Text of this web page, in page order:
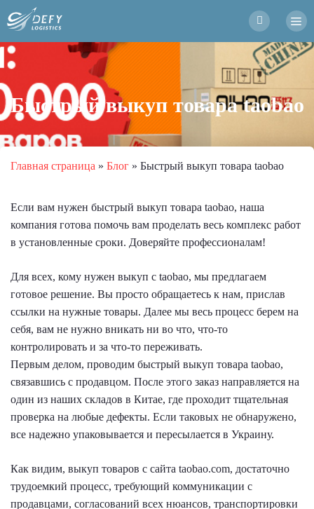
Быстрый выкуп товара taobao
Главная страница » Блог » Быстрый выкуп товара taobao
Если вам нужен быстрый выкуп товара taobao, наша
компания готова помочь вам проделать весь комплекс работ
в установленные сроки. Доверяйте профессионалам!
Для всех, кому нужен выкуп с taobao, мы предлагаем
готовое решение. Вы просто обращаетесь к нам, прислав
ссылки на нужные товары. Далее мы весь процесс берем на
себя, вам не нужно вникать ни во что, что-то
контролировать и за что-то переживать.
Первым делом, проводим быстрый выкуп товара taobao,
связавшись с продавцом. После этого заказ направляется на
один из наших складов в Китае, где проходит тщательная
проверка на любые дефекты. Если таковых не обнаружено,
все надежно упаковывается и пересылается в Украину.
Как видим, выкуп товаров с сайта taobao.com, достаточно
трудоемкий процесс, требующий коммуникации с
продавцами, согласований всех нюансов, транспортировки